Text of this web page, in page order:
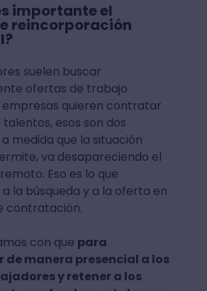
importante el
reincorporación
suelen buscar
ofertas de trabajo
empresas quieren contratar
esos son dos
medida que la situación
va desapareciendo el
Eso es lo que
la búsqueda y a la oferta en
contratación.
con que para
de manera presencial a los
y retener a los